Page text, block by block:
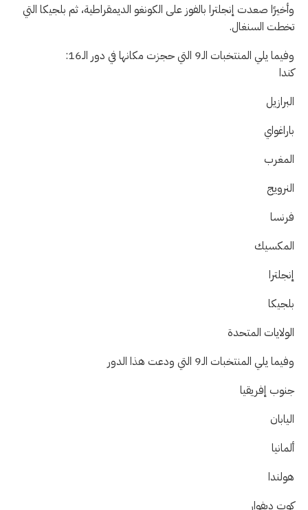
وأخيرًا صعدت إنجلترا بالفوز على الكونغو الديمقراطية، ثم بلجيكا التي
تخطت السنغال.
وفيما يلي المنتخبات الـ9 التي حجزت مكانها في دور الـ16:
كندا
البرازيل
باراغواي
المغرب
النرويج
فرنسا
المكسيك
إنجلترا
بلجيكا
الولايات المتحدة
وفيما يلي المنتخبات الـ9 التي ودعت هذا الدور
جنوب إفريقيا
اليابان
ألمانيا
هولندا
كوت ديفوار